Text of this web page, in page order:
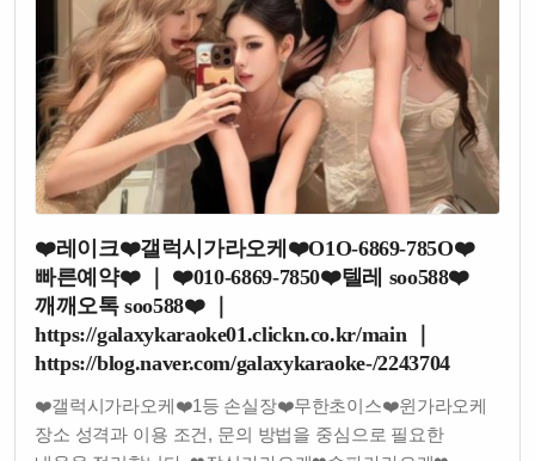
❤️레이크❤️갤럭시가라오케❤️O1O-6869-785O❤️
빠른예약❤️ ｜ ❤️010-6869-7850❤️텔레 soo588❤️
깨깨오톡 soo588❤️ ｜
https://galaxykaraoke01.clickn.co.kr/main ｜
https://blog.naver.com/galaxykaraoke-/2243704
❤️갤럭시가라오케❤️1등 손실장❤️무한초이스❤️윈가라오케
장소 성격과 이용 조건, 문의 방법을 중심으로 필요한